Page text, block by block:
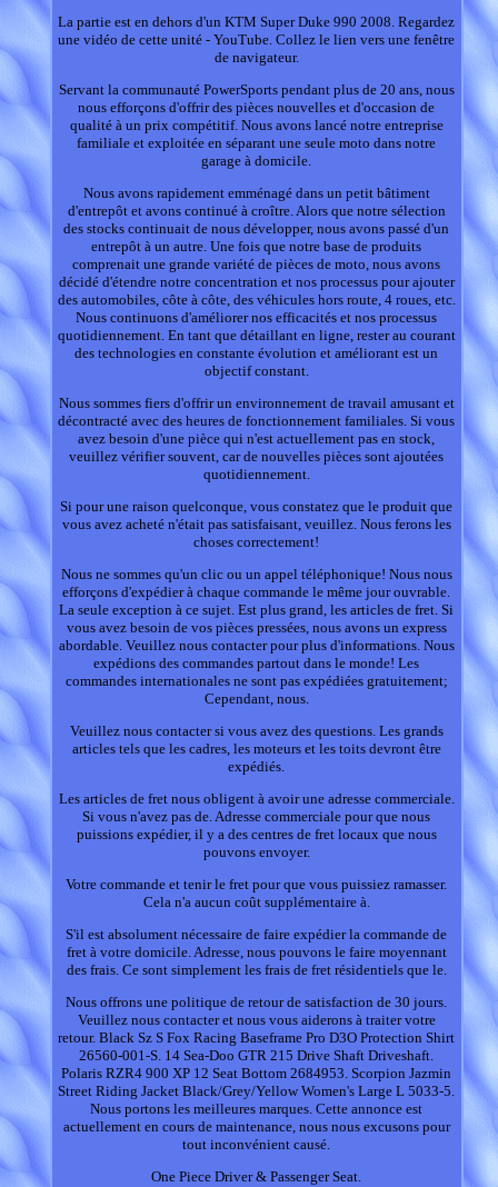
La partie est en dehors d'un KTM Super Duke 990 2008. Regardez
une vidéo de cette unité - YouTube. Collez le lien vers une fenêtre
de navigateur.
Servant la communauté PowerSports pendant plus de 20 ans, nous
nous efforçons d'offrir des pièces nouvelles et d'occasion de
qualité à un prix compétitif. Nous avons lancé notre entreprise
familiale et exploitée en séparant une seule moto dans notre
garage à domicile.
Nous avons rapidement emménagé dans un petit bâtiment
d'entrepôt et avons continué à croître. Alors que notre sélection
des stocks continuait de nous développer, nous avons passé d'un
entrepôt à un autre. Une fois que notre base de produits
comprenait une grande variété de pièces de moto, nous avons
décidé d'étendre notre concentration et nos processus pour ajouter
des automobiles, côte à côte, des véhicules hors route, 4 roues, etc.
Nous continuons d'améliorer nos efficacités et nos processus
quotidiennement. En tant que détaillant en ligne, rester au courant
des technologies en constante évolution et améliorant est un
objectif constant.
Nous sommes fiers d'offrir un environnement de travail amusant et
décontracté avec des heures de fonctionnement familiales. Si vous
avez besoin d'une pièce qui n'est actuellement pas en stock,
veuillez vérifier souvent, car de nouvelles pièces sont ajoutées
quotidiennement.
Si pour une raison quelconque, vous constatez que le produit que
vous avez acheté n'était pas satisfaisant, veuillez. Nous ferons les
choses correctement!
Nous ne sommes qu'un clic ou un appel téléphonique! Nous nous
efforçons d'expédier à chaque commande le même jour ouvrable.
La seule exception à ce sujet. Est plus grand, les articles de fret. Si
vous avez besoin de vos pièces pressées, nous avons un express
abordable. Veuillez nous contacter pour plus d'informations. Nous
expédions des commandes partout dans le monde! Les
commandes internationales ne sont pas expédiées gratuitement;
Cependant, nous.
Veuillez nous contacter si vous avez des questions. Les grands
articles tels que les cadres, les moteurs et les toits devront être
expédiés.
Les articles de fret nous obligent à avoir une adresse commerciale.
Si vous n'avez pas de. Adresse commerciale pour que nous
puissions expédier, il y a des centres de fret locaux que nous
pouvons envoyer.
Votre commande et tenir le fret pour que vous puissiez ramasser.
Cela n'a aucun coût supplémentaire à.
S'il est absolument nécessaire de faire expédier la commande de
fret à votre domicile. Adresse, nous pouvons le faire moyennant
des frais. Ce sont simplement les frais de fret résidentiels que le.
Nous offrons une politique de retour de satisfaction de 30 jours.
Veuillez nous contacter et nous vous aiderons à traiter votre
retour. Black Sz S Fox Racing Baseframe Pro D3O Protection Shirt
26560-001-S. 14 Sea-Doo GTR 215 Drive Shaft Driveshaft.
Polaris RZR4 900 XP 12 Seat Bottom 2684953. Scorpion Jazmin
Street Riding Jacket Black/Grey/Yellow Women's Large L 5033-5.
Nous portons les meilleures marques. Cette annonce est
actuellement en cours de maintenance, nous nous excusons pour
tout inconvénient causé.
One Piece Driver & Passenger Seat.